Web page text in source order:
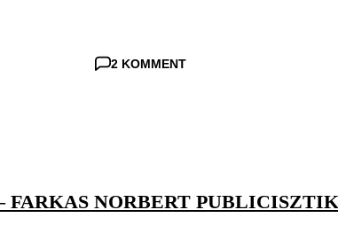
2 KOMMENT
FARKAS NORBERT